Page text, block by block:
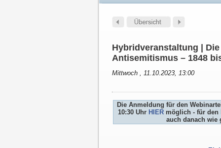
Hybridveranstaltung |
Antisemitismus – 1848
Mittwoch , 11.10.2023, 13:00
Die Anmeldung für den
10:30 Uhr HIERmöglich - für den
auch danach wie